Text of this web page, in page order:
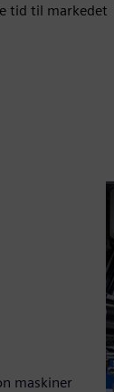
tid til markedet
maskiner